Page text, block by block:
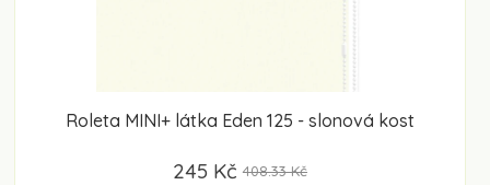
Roleta MINI+ látka Eden 125 - slonová kost
245 Kč 408.33 Kč